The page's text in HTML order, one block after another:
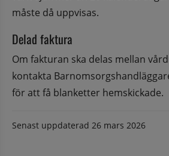
måste då uppvisas.
Delad faktura
Om fakturan ska delas mellan
kontakta
för att få blanketter hemskickade.
Senast uppdaterad 26 mars 2026